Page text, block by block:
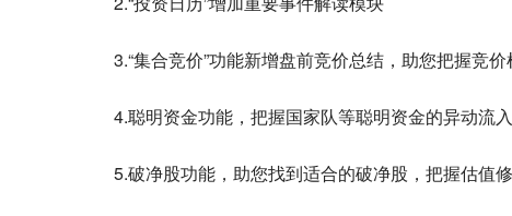
3.“集合竞价”功能新增盘前竞价总结，助您把握竞价
4.聪明资金功能，把握国家队等聪明资金的异动流
5.破净股功能，助您找到适合的破净股，把握估值